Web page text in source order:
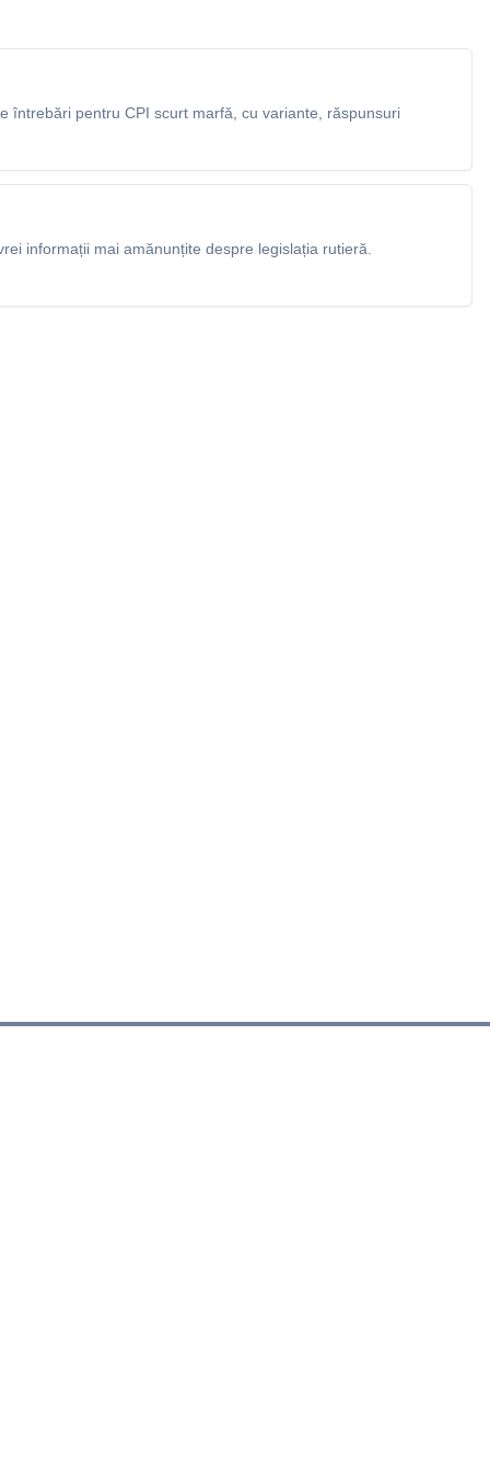
întrebări pentru CPI scurt marfă, cu variante, răspunsuri
informații mai amănunțite despre legislația rutieră.